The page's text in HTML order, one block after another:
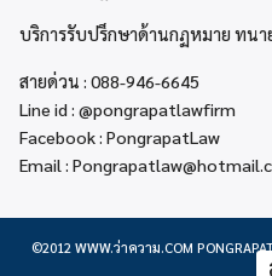
บริการรับปรึกษาด้านกฏหมาย ทนา
สายด่วน : 088-946-6645
Line id : @pongrapatlawfirm
Facebook : PongrapatLaw
Email :
©2012 WWW.ว่าความ.COM